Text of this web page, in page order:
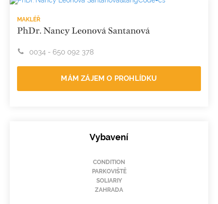
MAKLÉŘ
PhDr. Nancy Leonová Santanová
0034 - 650 092 378
MÁM ZÁJEM O PROHLÍDKU
Vybavení
CONDITION
PARKOVIŠTĚ
SOLIARIY
ZAHRADA